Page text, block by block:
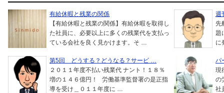
有給休暇と残業の関係
【有給休暇と残業の関係】有給休暇を取得し
た社員に、必要以上に多くの残業代を支払っ
ている会社を良く見かけます。そ …
週
先
題
に
第5回 どうする？どうなる？サービ …
２０１１年度不払い残業代 ナント！１８％
増の１４６億円！ 労働基準監督署の是正指
導を受け＿０１１年度に …
パ
現
の
社